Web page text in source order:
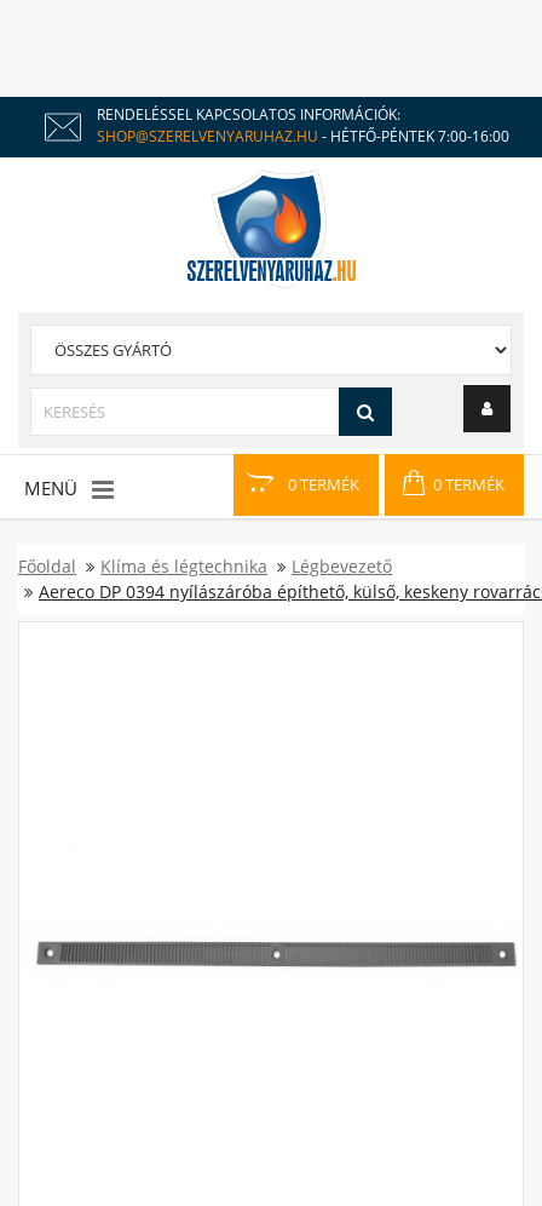
RENDELÉSSEL KAPCSOLATOS INFORMÁCIÓK:
SHOP@SZERELVENYARUHAZ.HU - HÉTFŐ-PÉNTEK 7:00-16:00
0 TERMÉK 0 TERMÉK
MENÜ
Főoldal Klíma és légtechnika
Légbevezető
Aereco DP 0394 nyílászáróba építhető, külső, keskeny